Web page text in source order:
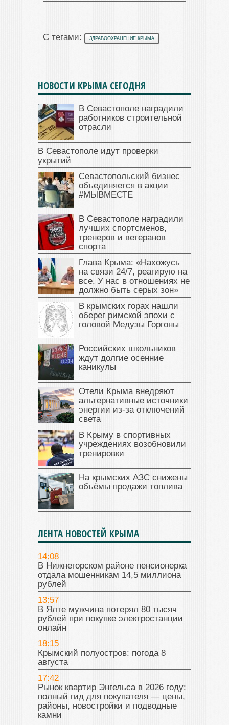
С тегами: ЗДРАВООХРАНЕНИЕ КРЫМА
НОВОСТИ КРЫМА СЕГОДНЯ
В Севастополе наградили
работников строительной
отрасли
В Севастополе идут проверки
укрытий
Севастопольский бизнес
объединяется в акции
#МЫВМЕСТЕ
В Севастополе наградили
лучших спортсменов,
тренеров и ветеранов
спорта
Глава Крыма: «Нахожусь
на связи 24/7, реагирую на
все. У нас в отношениях не
должно быть серых зон»
В крымских горах нашли
оберег римской эпохи с
головой Медузы Горгоны
Российских школьников
ждут долгие осенние
каникулы
Отели Крыма внедряют
альтернативные источники
энергии из-за отключений
света
В Крыму в спортивных
учреждениях возобновили
тренировки
На крымских АЗС снижены
объёмы продажи топлива
ЛЕНТА НОВОСТЕЙ КРЫМА
14:08
В Нижнегорском районе пенсионерка
отдала мошенникам 14,5 миллиона
рублей
13:57
В Ялте мужчина потерял 80 тысяч
рублей при покупке электростанции
онлайн
18:15
Крымский полуостров: погода 8
августа
17:42
Рынок квартир Энгельса в 2026 году:
полный гид для покупателя — цены,
районы, новостройки и подводные
камни